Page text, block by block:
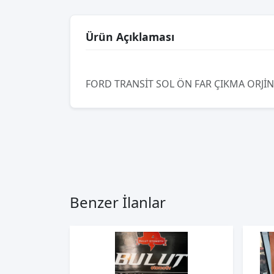
Ürün Açıklaması
FORD TRANSİT SOL ÖN FAR ÇIKMA
Benzer İlanlar